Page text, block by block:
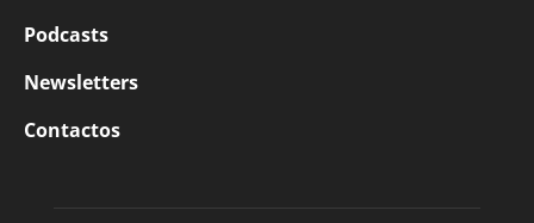
Podcasts
Newsletters
Contactos